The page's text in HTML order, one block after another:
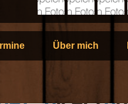
Über mich